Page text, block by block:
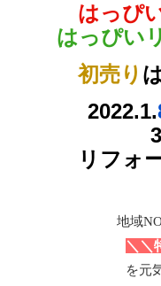
はっぴ
はっぴい
初売り
2022.1.
3
リフォ
地域
＼＼
を元